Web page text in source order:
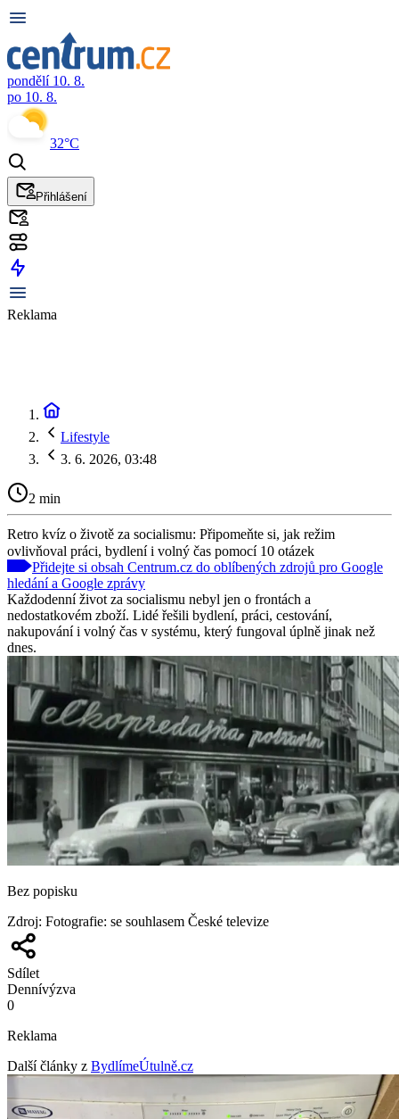
pondělí 10. 8.
po 10. 8.
32°C
Přihlášení
Reklama
Lifestyle
3. 6. 2026, 03:48
2 min
Retro kvíz o životě za socialismu: Připomeňte si, jak režim
ovlivňoval práci, bydlení i volný čas pomocí 10 otázek
Přidejte si obsah Centrum.cz do oblíbených zdrojů pro Google
hledání a Google zprávy
Každodenní život za socialismu nebyl jen o frontách a
nedostatkovém zboží. Lidé řešili bydlení, práci, cestování,
nakupování i volný čas v systému, který fungoval úplně jinak než
dnes.
Bez popisku
Zdroj: Fotografie: se souhlasem České televize
Sdílet
Dennívýzva
0
Reklama
Další články z BydlímeÚtulně.cz